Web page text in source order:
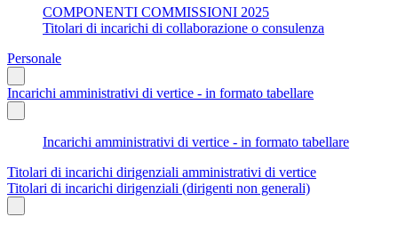
COMPONENTI COMMISSIONI 2025
Titolari di incarichi di collaborazione o consulenza
Personale
Incarichi amministrativi di vertice - in formato tabellare
Incarichi amministrativi di vertice - in formato tabellare
Titolari di incarichi dirigenziali amministrativi di vertice
Titolari di incarichi dirigenziali (dirigenti non generali)